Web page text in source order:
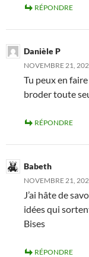
RÉPONDRE
Danièle P
NOVEMBRE 21,
Tu peux en
broder toute
RÉPONDRE
Babeth
NOVEMBRE 21,
J’ai hâte de
idées qui
Bises
RÉPONDRE